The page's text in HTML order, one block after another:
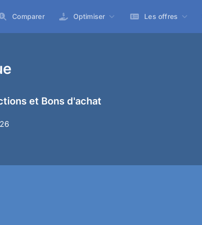
Comparer Optimiser Les offres
et Bons d'achat